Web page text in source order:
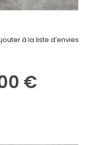
à la liste d’envies
des Mères,
€